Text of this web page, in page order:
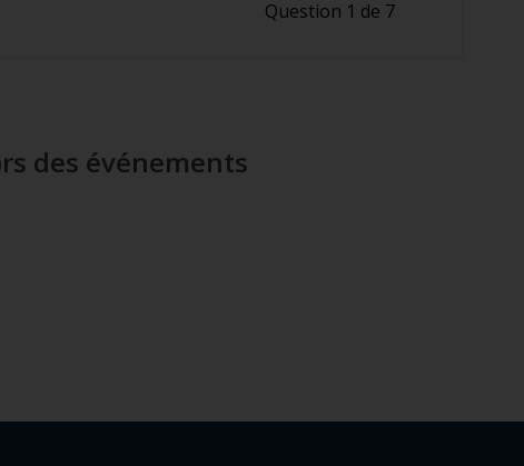
Question 1 de 7
des événements